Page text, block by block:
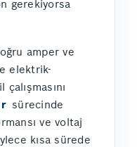
gerekiyorsa
amper ve
elektrik-
sürecinde
ve voltaj
kısa sürede